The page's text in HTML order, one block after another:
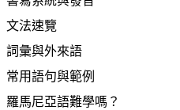
文法速覽
詞彙與外來語
常用語句與範例
羅馬尼亞語難學嗎？